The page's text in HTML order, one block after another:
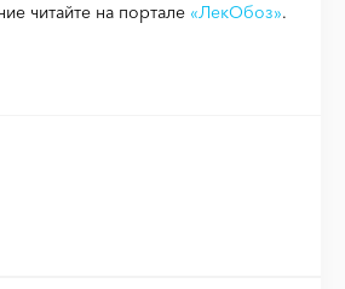
читайте на портале «ЛекОбоз».